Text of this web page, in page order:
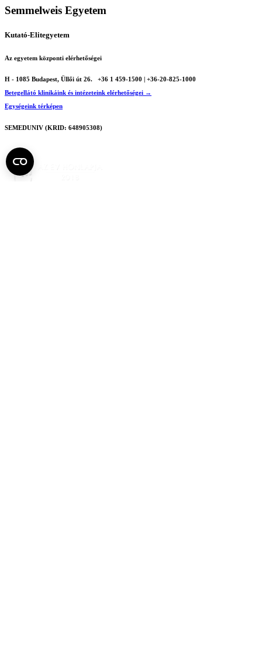
Semmelweis Egyetem
Kutató-Elitegyetem
Az egyetem központi elérhetőségei
H - 1085 Budapest, Üllői út 26.
+36 1 459-1500 | +36-20-825-1000
Betegellátó klinikáink és intézeteink elérhetőségei →
Egységeink térképen
SEMEDUNIV (KRID: 648905308)